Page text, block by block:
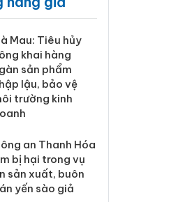
Khẩn trương xác
minh, xử lý sản
phẩm Slimaura
Care x3 sử dụng
giấy phép giả mạo
vi phạm thương mại
trong tháng 7